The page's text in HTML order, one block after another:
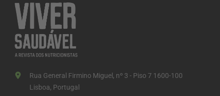
Rua General Firmino Miguel, nº 3 - Piso 7 1600-100
Lisboa, Portugal